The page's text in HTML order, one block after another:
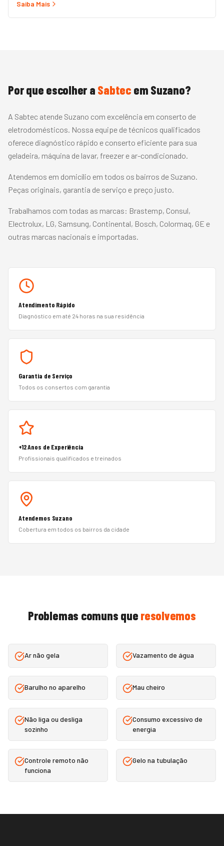
Saiba Mais
Por que escolher a Sabtec em Suzano?
A Sabtec atende Suzano com excelência em conserto de
eletrodomésticos. Nossa equipe de técnicos qualificados
oferece diagnóstico rápido e conserto eficiente para sua
geladeira, máquina de lavar, freezer e ar-condicionado.
Atendemos em domicílio em todos os bairros de Suzano.
Peças originais, garantia de serviço e preço justo.
Trabalhamos com todas as marcas: Brastemp, Consul,
Electrolux, LG, Samsung, Continental, Bosch, Colormaq, GE e
outras marcas nacionais e importadas.
Atendimento Rápido
Diagnóstico em até 24 horas na sua residência
Garantia de Serviço
Todos os consertos com garantia
+12 Anos de Experiência
Profissionais qualificados e treinados
Atendemos Suzano
Cobertura em todos os bairros da cidade
Problemas comuns que resolvemos
Ar não gela Vazamento de água
Barulho no aparelho Mau cheiro
Não liga ou desliga
sozinho
Consumo excessivo de
energia
Controle remoto não
funciona
Gelo na tubulação